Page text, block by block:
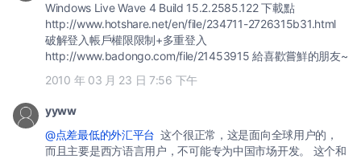
Windows Live Wave 4 Build 15.2.2585.122 下載點
http://www.hotshare.net/en/file/234711-2726315b31.html
破解登入帳戶權限限制+多重登入
http://www.badongo.com/file/21453915 給喜歡嘗鮮的朋友~
2010 年 03 月 23 日 7:56 下午
yyww
@点差最低的外汇平台 这个很正常，这是面向全球用户的，
而且主要是西方语言用户，不可能专为中国市场开发。 这个和